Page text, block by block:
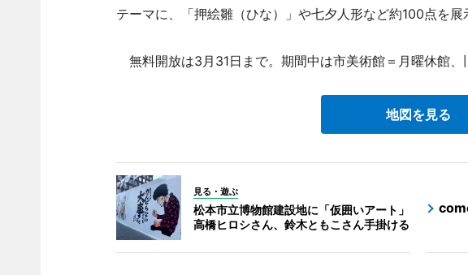
テーマに、「押絵雛（ひな）」や七夕人形など約100点を展
無料開放は3月31日まで。期間中は市美術館＝月曜休館、
地図を見る
見る・遊ぶ
松本市立博物館建設地に「仮囲いアート」
高橋ヒロシさん、鈴木ともこさん手掛ける